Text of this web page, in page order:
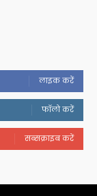
लाइक करें
फॉलो करें
सब्सक्राइब करें